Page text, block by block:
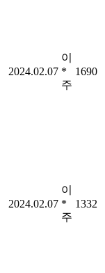
2024.02.07
이
*
주
1690
2024.02.07
이
*
주
1332